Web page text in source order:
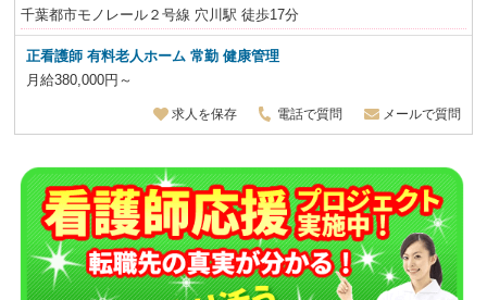
千葉都市モノレール２号線 穴川駅 徒歩17分
正看護師 有料老人ホーム 常勤 健康管理
月給380,000円～
求人を保存 電話で質問 メールで質問